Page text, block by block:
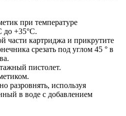
при температуре
до +35°C.
части картриджа и прикрутите
срезать под углом 45 ° в
пистолет.
разровнять, используя
в воде с добавлением